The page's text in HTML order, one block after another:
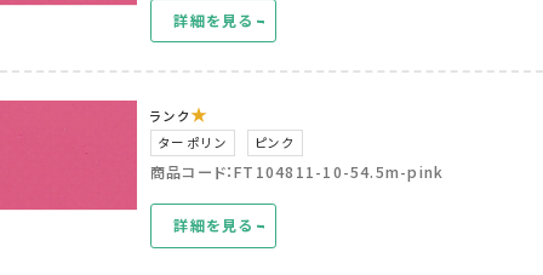
詳細を見る
ランク★
ターポリン ピンク
商品コード：FT104811-10-54.5m-pink
詳細を見る